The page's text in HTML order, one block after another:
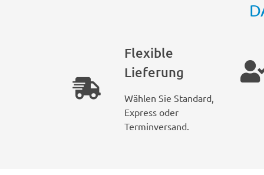
Flexible
Lieferung
Wählen Sie Standard,
Express oder
Terminversand.